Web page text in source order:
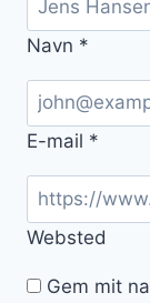
Navn *
E-mail *
Websted
Gem mit